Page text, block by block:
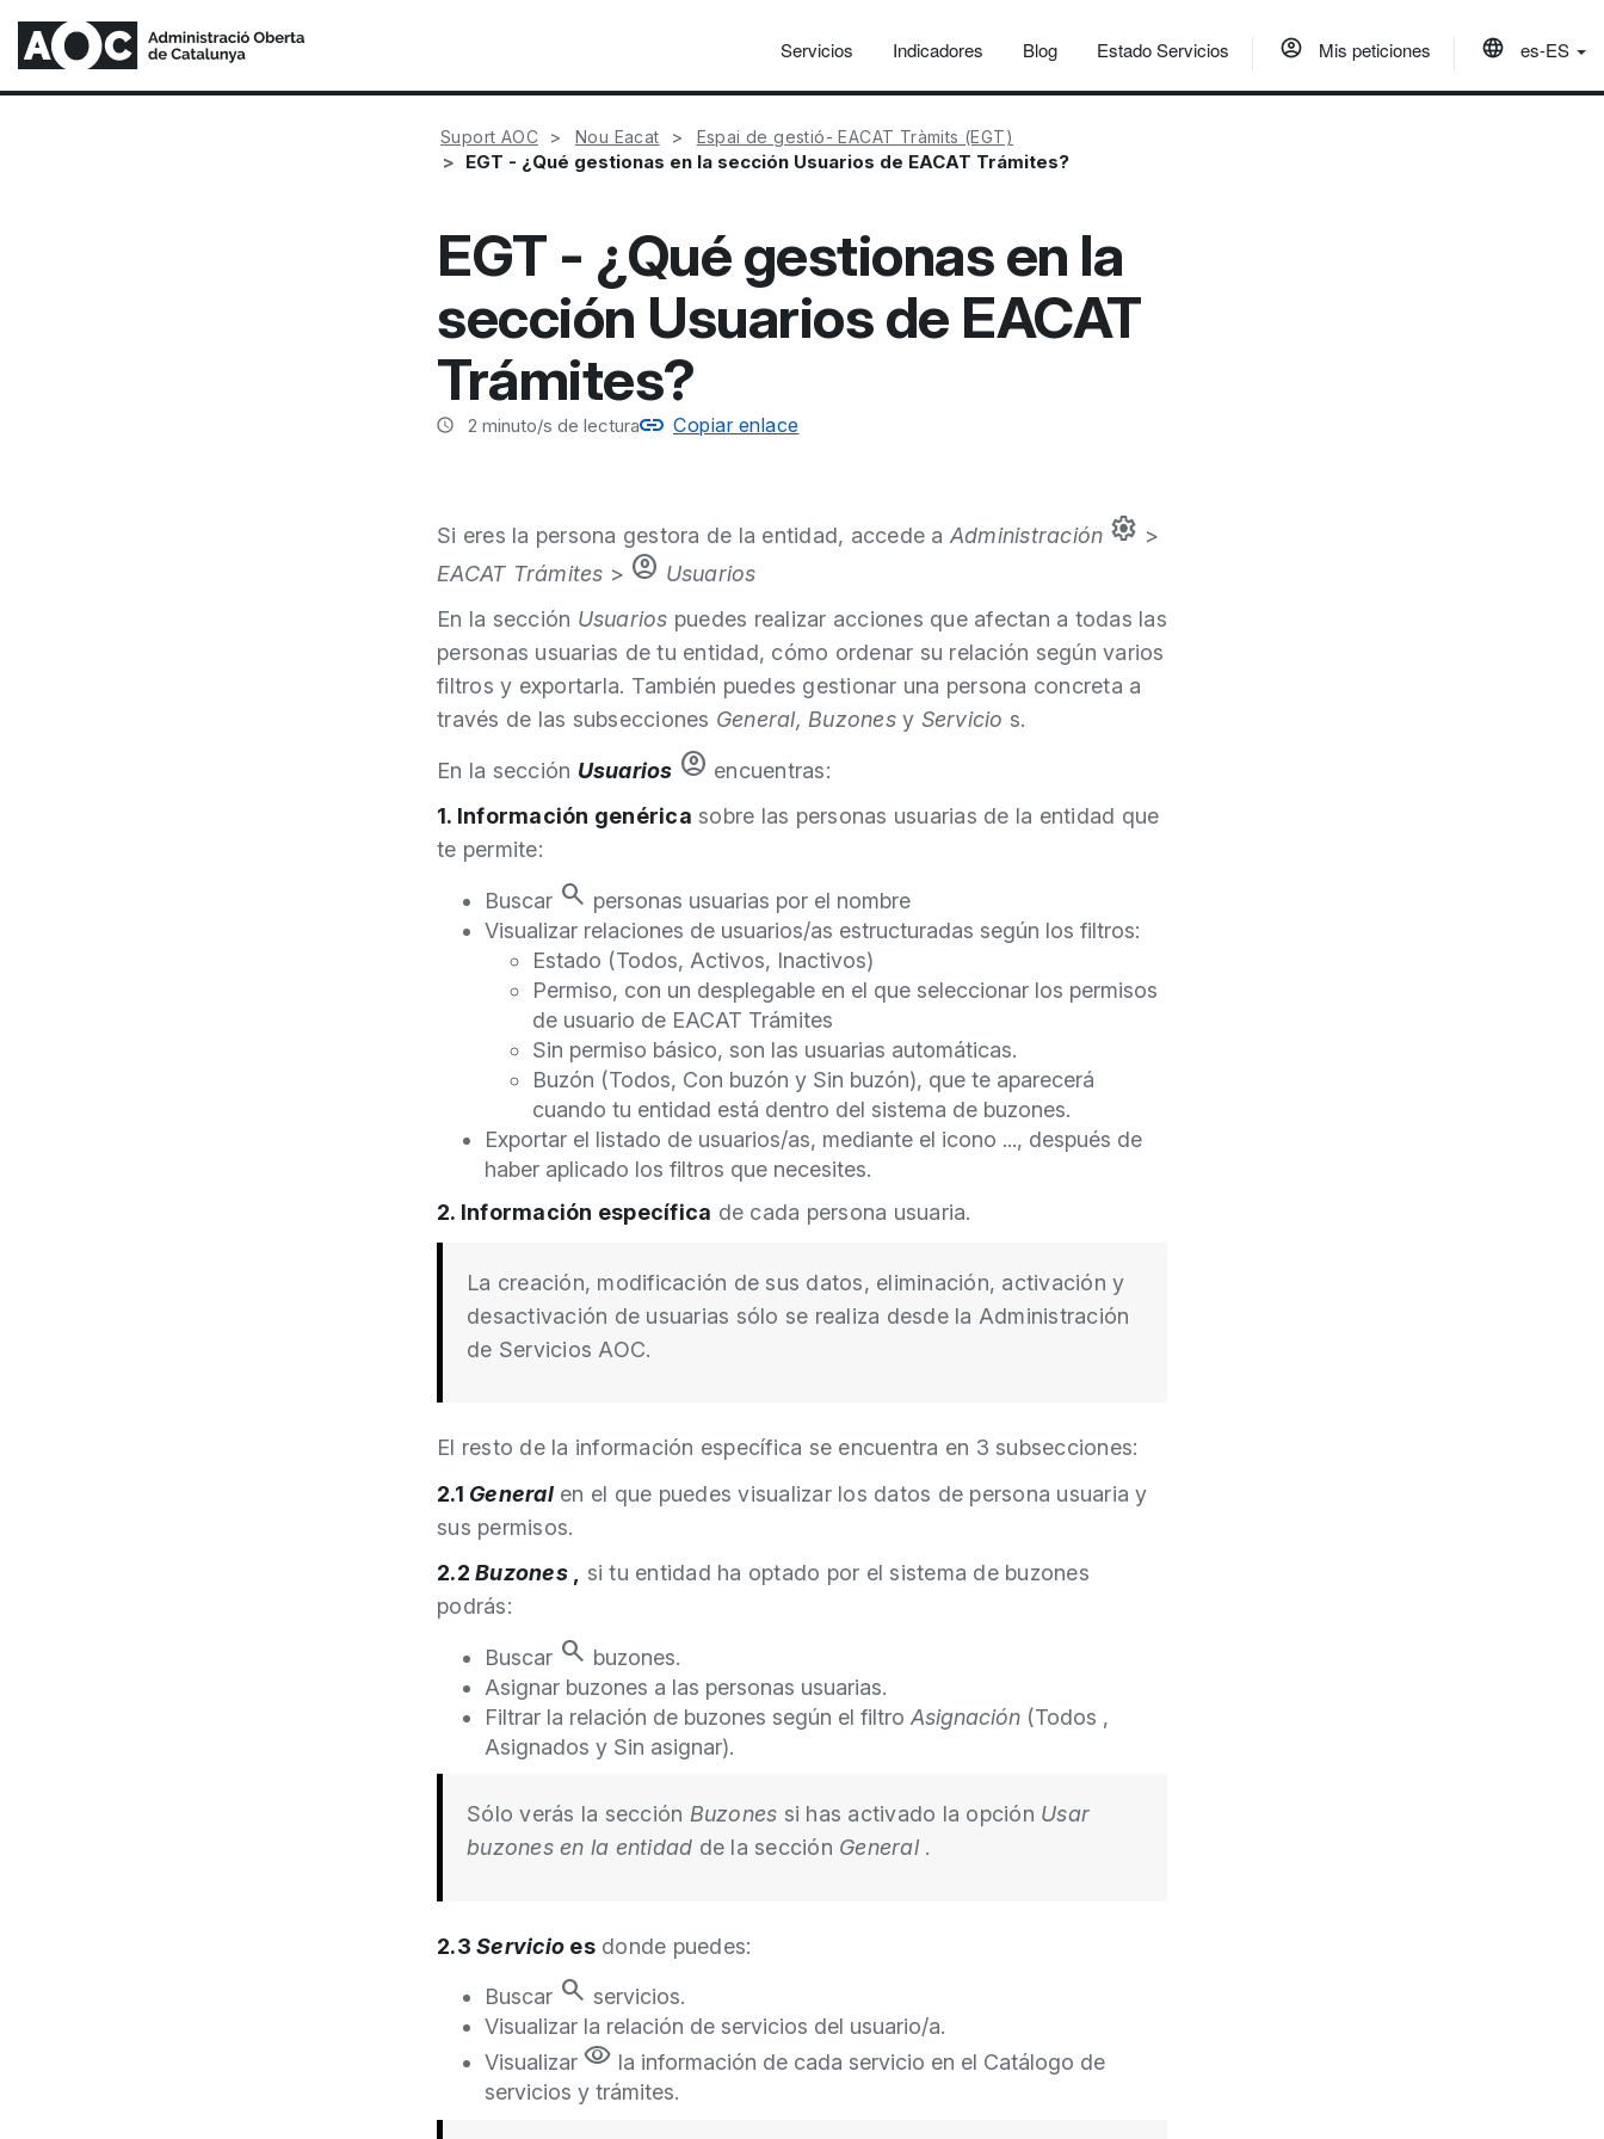
Servicios Indicadores Blog Estado Servicios Mis peticiones es-ES
Suport AOC Nou Eacat Espai de gestió- EACAT Tràmits (EGT)
EGT - ¿Qué gestionas en la sección Usuarios de EACAT Trámites?
EGT - ¿Qué gestionas en la
sección Usuarios de EACAT
Trámites?
2 minuto/s de lectura Copiar enlace
Si eres la persona gestora de la entidad, accede a Administración settings >
EACAT Trámites > account_circle Usuarios
En la sección Usuarios puedes realizar acciones que afectan a todas las
personas usuarias de tu entidad, cómo ordenar su relación según varios
filtros y exportarla. También puedes gestionar una persona concreta a
través de las subsecciones General, Buzonesy Servicio s.
En la sección Usuarios account_circle encuentras:
1. Información genérica sobre las personas usuarias de la entidad que
te permite:
Buscar search personas usuarias por el nombre
Visualizar relaciones de usuarios/as estructuradas según los filtros:
Estado (Todos, Activos, Inactivos)
Permiso, con un desplegable en el que seleccionar los permisos
de usuario de EACAT Trámites
Sin permiso básico, son las usuarias automáticas.
Buzón (Todos, Con buzón y Sin buzón), que te aparecerá
cuando tu entidad está dentro del sistema de buzones.
Exportar el listado de usuarios/as, mediante el icono ..., después de
haber aplicado los filtros que necesites.
2. Información específica de cada persona usuaria.
La creación, modificación de sus datos, eliminación, activación y
desactivación de usuarias sólo se realiza desde la Administración
de Servicios AOC.
El resto de la información específica se encuentra en 3 subsecciones:
2.1 Generalen el que puedes visualizar los datos de persona usuaria y
sus permisos.
2.2 Buzones,
si tu entidad ha optado por el sistema de buzones
podrás:
Buscar search buzones.
Asignar buzones a las personas usuarias.
Filtrar la relación de buzones según el filtro Asignación (Todos ,
Asignados y Sin asignar).
Sólo verás la sección Buzones si has activado la opción Usar
buzones en la entidad de la sección General.
2.3 Servicio esdonde puedes:
Buscar search servicios.
Visualizar la relación de servicios del usuario/a.
Visualizar visibility la información de cada servicio en el Catálogo de
servicios y trámites.